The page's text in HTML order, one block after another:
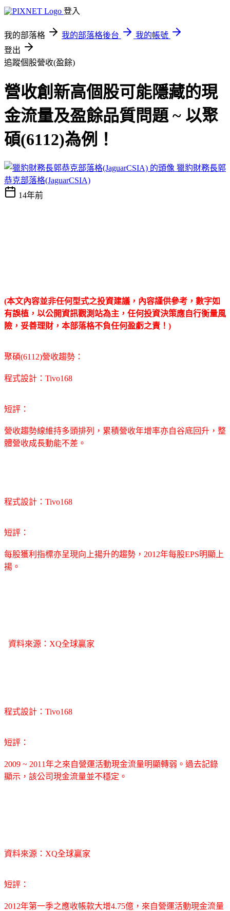
登入
我的部落格 我的部落格後台
我的帳號
登出
追蹤個股營收(盈餘)
營收創新高個股可能隱藏的現
金流量及盈餘品質問題 ~ 以聚
碩(6112)為例！
獵豹財務長郭
恭克部落格(JaguarCSIA)
14年前
(本文內容並非任何型式之投資建議，內容謹供參考，數字如
有誤植，以公開資訊觀測站為主，任何投資決策應自行衡量風
險，妥善理財，本部落格不負任何盈虧之責！)
聚碩(6112)營收趨勢：
程式設計：Tivo168
短評：
營收趨勢線維持多頭排列，累積營收年增率亦自谷底回升，整
體營收成長動能不差。
程式設計：Tivo168
短評：
每股獲利指標亦呈現向上揚升的趨勢，2012年每股EPS明顯上
揚。
資料來源：XQ全球贏家
程式設計：Tivo168
短評：
2009 ~ 2011年之來自營運活動現金流量明顯轉弱。過去記錄
顯示，該公司現金流量並不穩定。
資料來源：XQ全球贏家
短評：
2012年第一季之應收帳款大增4.75億，來自營運活動現金流量